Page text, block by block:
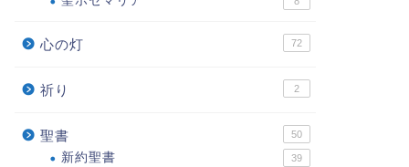
心の灯 72
祈り 2
聖書 50
新約聖書 39